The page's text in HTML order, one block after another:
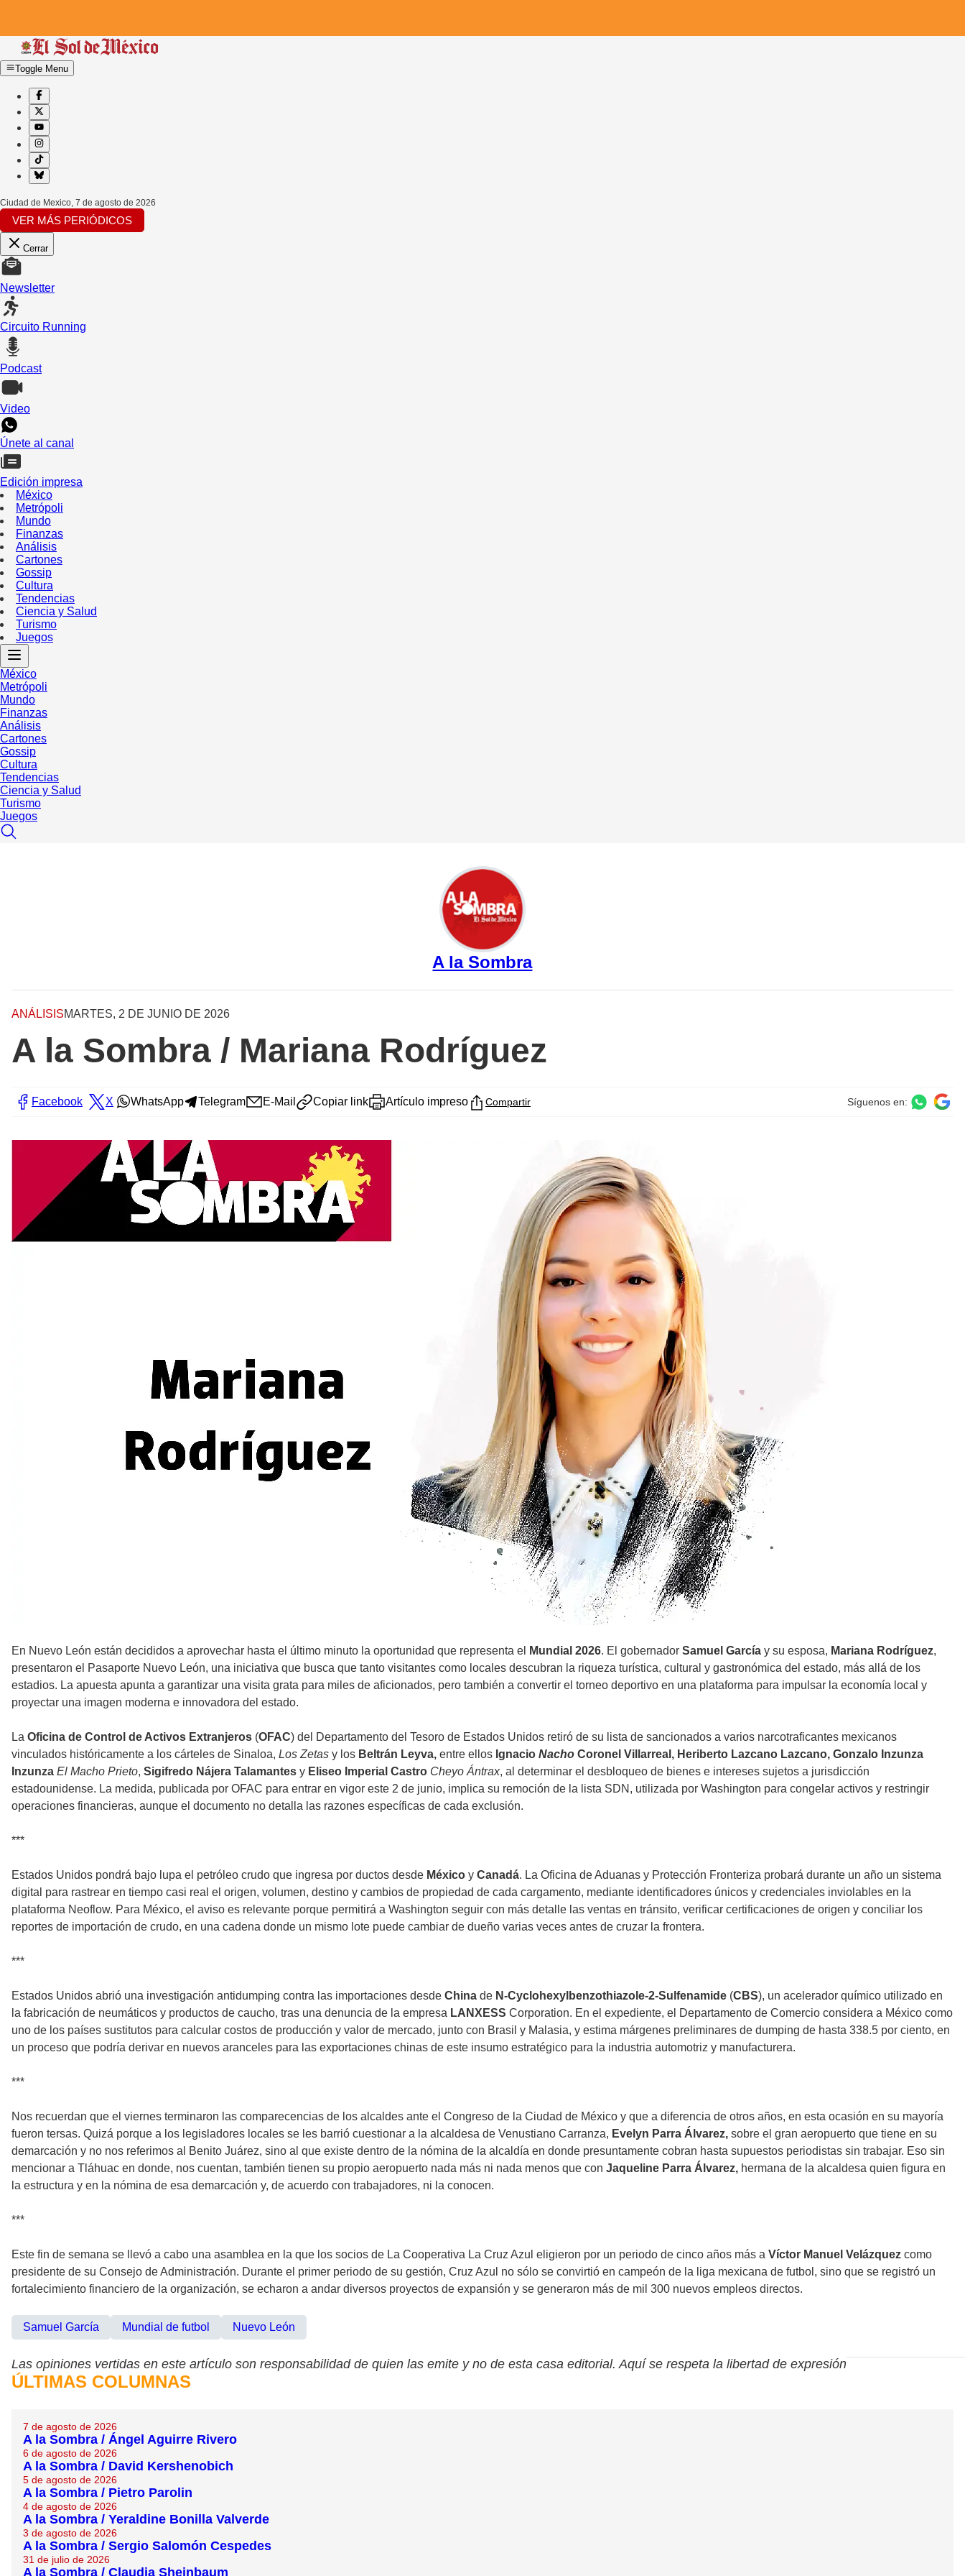
Toggle Menu
Ciudad de Mexico, 7 de agosto de 2026
VER MÁS PERIÓDICOS
Cerrar
Newsletter
Circuito Running
Podcast
Video
Únete al canal
Edición impresa
México
Metrópoli
Mundo
Finanzas
Análisis
Cartones
Gossip
Cultura
Tendencias
Ciencia y Salud
Turismo
Juegos
México
Metrópoli
Mundo
Finanzas
Análisis
Cartones
Gossip
Cultura
Tendencias
Ciencia y Salud
Turismo
Juegos
A la Sombra
ANÁLISISMARTES, 2 DE JUNIO DE 2026
A la Sombra / Mariana Rodríguez
Facebook X WhatsApp Telegram E-Mail Copiar link Artículo impreso Compartir Síguenos en:
En Nuevo León están decididos a aprovechar hasta el último minuto la oportunidad que representa el Mundial 2026. El gobernador Samuel García y su esposa, Mariana Rodríguez,
presentaron el Pasaporte Nuevo León, una iniciativa que busca que tanto visitantes como locales descubran la riqueza turística, cultural y gastronómica del estado, más allá de los
estadios. La apuesta apunta a garantizar una visita grata para miles de aficionados, pero también a convertir el torneo deportivo en una plataforma para impulsar la economía local y
proyectar una imagen moderna e innovadora del estado.
La Oficina de Control de Activos Extranjeros (OFAC) del Departamento del Tesoro de Estados Unidos retiró de su lista de sancionados a varios narcotraficantes mexicanos
vinculados históricamente a los cárteles de Sinaloa, Los Zetas y los Beltrán Leyva, entre ellos Ignacio Nacho Coronel Villarreal, Heriberto Lazcano Lazcano, Gonzalo Inzunza
Inzunza El Macho Prieto, Sigifredo Nájera Talamantes y Eliseo Imperial Castro Cheyo Ántrax, al determinar el desbloqueo de bienes e intereses sujetos a jurisdicción
estadounidense. La medida, publicada por OFAC para entrar en vigor este 2 de junio, implica su remoción de la lista SDN, utilizada por Washington para congelar activos y restringir
operaciones financieras, aunque el documento no detalla las razones específicas de cada exclusión.
***
Estados Unidos pondrá bajo lupa el petróleo crudo que ingresa por ductos desde México y Canadá. La Oficina de Aduanas y Protección Fronteriza probará durante un año un sistema
digital para rastrear en tiempo casi real el origen, volumen, destino y cambios de propiedad de cada cargamento, mediante identificadores únicos y credenciales inviolables en la
plataforma Neoflow. Para México, el aviso es relevante porque permitirá a Washington seguir con más detalle las ventas en tránsito, verificar certificaciones de origen y conciliar los
reportes de importación de crudo, en una cadena donde un mismo lote puede cambiar de dueño varias veces antes de cruzar la frontera.
***
Estados Unidos abrió una investigación antidumping contra las importaciones desde China de N-Cyclohexylbenzothiazole-2-Sulfenamide (CBS), un acelerador químico utilizado en
la fabricación de neumáticos y productos de caucho, tras una denuncia de la empresa LANXESS Corporation. En el expediente, el Departamento de Comercio considera a México como
uno de los países sustitutos para calcular costos de producción y valor de mercado, junto con Brasil y Malasia, y estima márgenes preliminares de dumping de hasta 338.5 por ciento, en
un proceso que podría derivar en nuevos aranceles para las exportaciones chinas de este insumo estratégico para la industria automotriz y manufacturera.
***
Nos recuerdan que el viernes terminaron las comparecencias de los alcaldes ante el Congreso de la Ciudad de México y que a diferencia de otros años, en esta ocasión en su mayoría
fueron tersas. Quizá porque a los legisladores locales se les barrió cuestionar a la alcaldesa de Venustiano Carranza, Evelyn Parra Álvarez, sobre el gran aeropuerto que tiene en su
demarcación y no nos referimos al Benito Juárez, sino al que existe dentro de la nómina de la alcaldía en donde presuntamente cobran hasta supuestos periodistas sin trabajar. Eso sin
mencionar a Tláhuac en donde, nos cuentan, también tienen su propio aeropuerto nada más ni nada menos que con Jaqueline Parra Álvarez, hermana de la alcaldesa quien figura en
la estructura y en la nómina de esa demarcación y, de acuerdo con trabajadores, ni la conocen.
***
Este fin de semana se llevó a cabo una asamblea en la que los socios de La Cooperativa La Cruz Azul eligieron por un periodo de cinco años más a Víctor Manuel Velázquez como
presidente de su Consejo de Administración. Durante el primer periodo de su gestión, Cruz Azul no sólo se convirtió en campeón de la liga mexicana de futbol, sino que se registró un
fortalecimiento financiero de la organización, se echaron a andar diversos proyectos de expansión y se generaron más de mil 300 nuevos empleos directos.
Samuel García Mundial de futbol Nuevo León
Las opiniones vertidas en este artículo son responsabilidad de quien las emite y no de esta casa editorial. Aquí se respeta la libertad de expresión
ÚLTIMAS COLUMNAS
7 de agosto de 2026
A la Sombra / Ángel Aguirre Rivero
6 de agosto de 2026
A la Sombra / David Kershenobich
5 de agosto de 2026
A la Sombra / Pietro Parolin
4 de agosto de 2026
A la Sombra / Yeraldine Bonilla Valverde
3 de agosto de 2026
A la Sombra / Sergio Salomón Cespedes
31 de julio de 2026
A la Sombra / Claudia Sheinbaum